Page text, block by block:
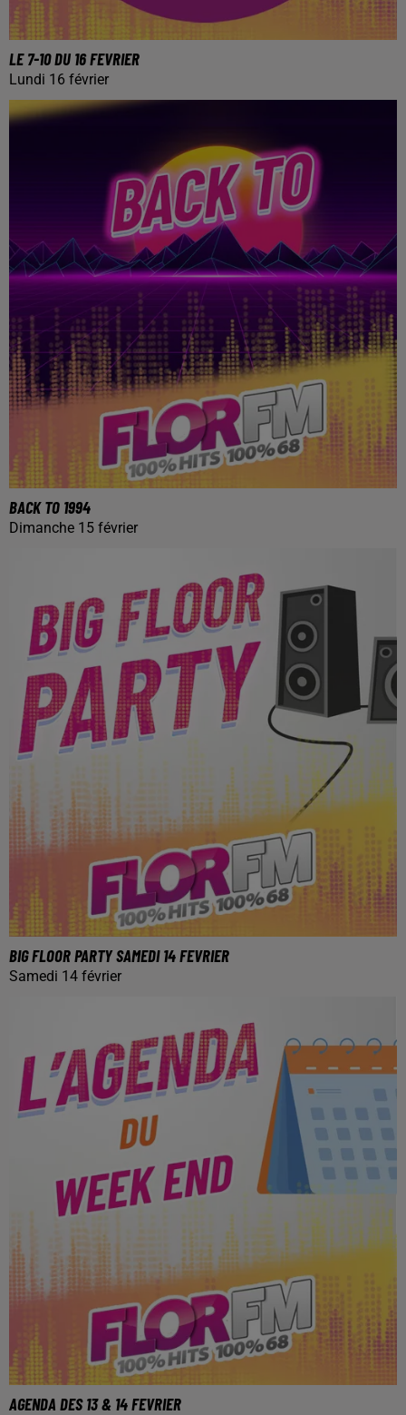
LE 7-10 DU 16 FEVRIER
Lundi 16 février
BACK TO 1994
Dimanche 15 février
BIG FLOOR PARTY SAMEDI 14 FEVRIER
Samedi 14 février
AGENDA DES 13 & 14 FEVRIER